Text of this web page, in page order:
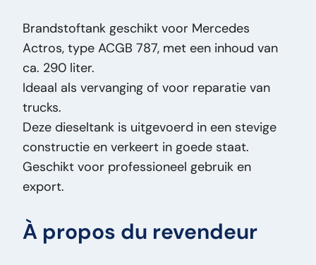
Type de prix:VastePrijs
État général:Bon
État optique:
État technique:Bon
Capacité du réservoir:
Titre: ACGB 787 Mercedes Actros
Brandstoftank Mercedes Actros – 290L –
ACGB 787 – Diesel Tank – Truck Onderdeel
PM2507
290L – ACGB 787 – Diesel Tank – Truck
Onderdeel
Brandstoftank geschikt voor Mercedes
Actros, type ACGB 787, met een inhoud van
ca. 290 liter.
Ideaal als vervanging of voor reparatie van
trucks.
Deze dieseltank is uitgevoerd in een stevige
constructie en verkeert in goede staat.
Geschikt voor professioneel gebruik en
export.
À propos du revendeur